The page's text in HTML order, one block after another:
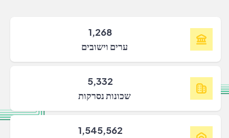
1,268
ערים וישובים
5,332
שכונות נסרקות
1,545,562